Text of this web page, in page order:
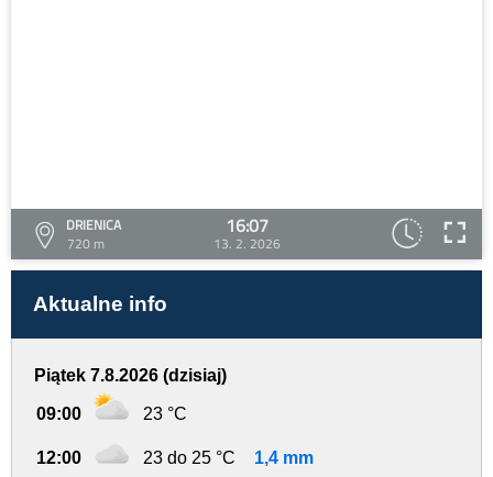
DRIENICA
720 m
16:07
13. 2. 2026
Aktualne info
Piątek 7.8.2026 (dzisiaj)
09:00 23 °C
12:00 23 do 25 °C 1,4 mm